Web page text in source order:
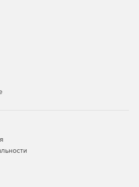
Microsoft Windows XP, Vista,
Snow Leopard; Linux.